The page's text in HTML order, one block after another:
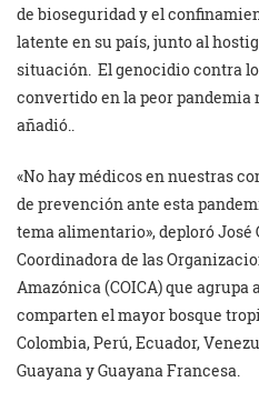
de bioseguridad y el
latente en su país, junto al
situación. El genocidio contra
convertido en la peor pandemia
añadió..
«No hay médicos en nuestras
de prevención ante esta
tema alimentario», deploró José
Coordinadora de las
Amazónica (COICA) que agrupa
comparten el mayor bosque
Colombia, Perú, Ecuador,
Guayana y Guayana Francesa.